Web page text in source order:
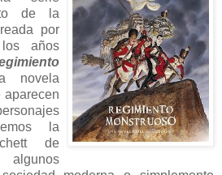
de la
por
años
novela
aparecen
la
de